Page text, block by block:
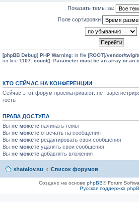
Показать темы за:
Поле сортировки
[phpBB Debug] PHP Warning: in file [ROOT]/vendor/twig/
on line 1107: count(): Parameter must be an array or an
КТО СЕЙЧАС НА КОНФЕРЕНЦИИ
Сейчас этот форум просматривают: нет
гость
ПРАВА ДОСТУПА
Вы не можете начинать темы
Вы не можете отвечать на сообщения
Вы не можете редактировать свои сообщения
Вы не можете удалять свои сообщения
Вы не можете добавлять вложения
shatalov.su Список форумов
Создано на основе phpBB® Forum
Русская поддержка